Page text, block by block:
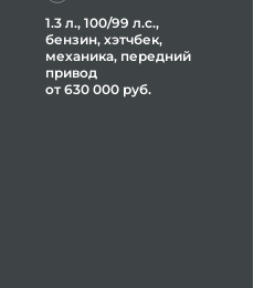
1.3 л., 100/99 л.с.,
бензин, хэтчбек,
механика, передний
привод
от 630 000 руб.